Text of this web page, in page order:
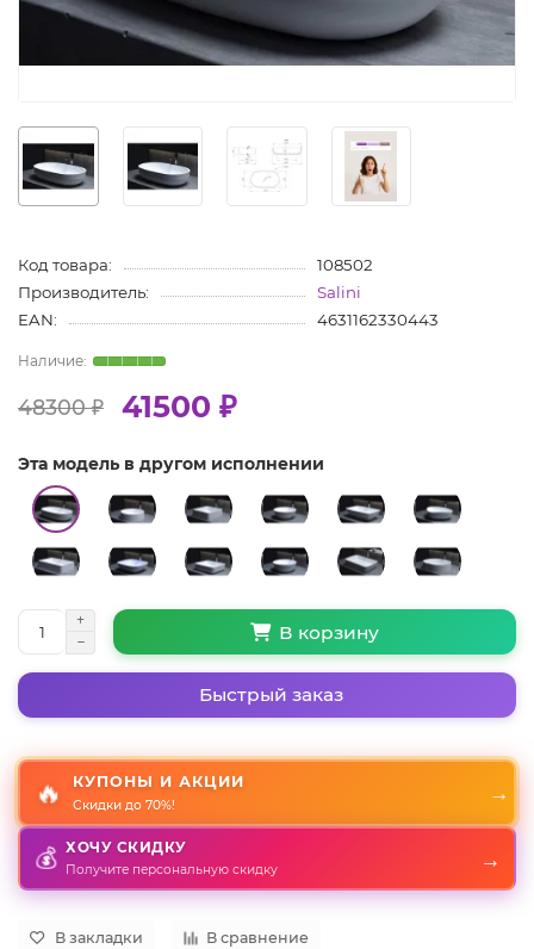
Код товара:
108502
Производитель:
Salini
EAN:
4631162330443
48300 ₽ 41500 ₽
Эта модель в другом исполнении
В корзину
Быстрый заказ
🔥 КУПОНЫ И АКЦИИ
Скидки до 70%!
→
💰 ХОЧУ СКИДКУ
Получите персональную скидку →
В закладки В сравнение